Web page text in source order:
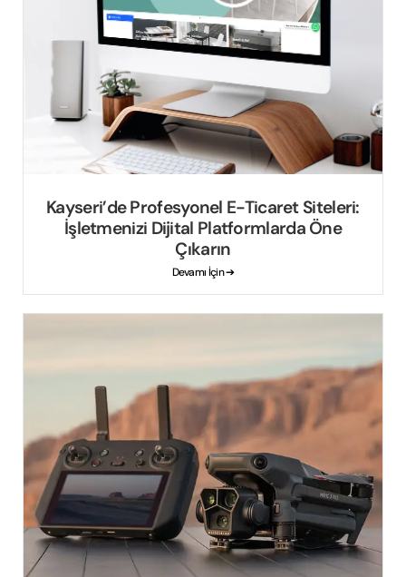
Kayseri’de Profesyonel E-Ticaret Siteleri:
İşletmenizi Dijital Platformlarda Öne
Çıkarın
Devamı İçin ➔